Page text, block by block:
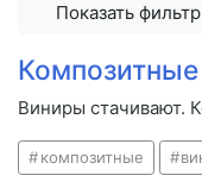
Показать фильтр
Виниры стачивают.
композитные